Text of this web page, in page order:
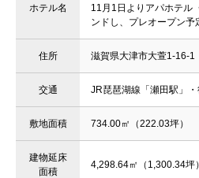
ホテル名
11月1日よりアパホテル
ンドし、プレオープン予
住所 滋賀県大津市大萱1-16-1
交通 JR琵琶湖線「瀬田駅」
敷地面積 734.00㎡（222.03坪）
建物延床
面積
4,298.64㎡（1,300.34坪）